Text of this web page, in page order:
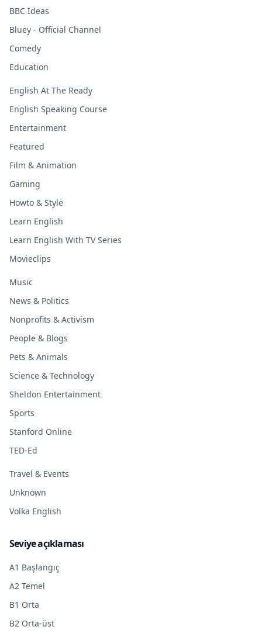
BBC Ideas
Bluey - Official Channel
Comedy
Education
English At The Ready
English Speaking Course
Entertainment
Featured
Film & Animation
Gaming
Howto & Style
Learn English
Learn English With TV Series
Movieclips
Music
News & Politics
Nonprofits & Activism
People & Blogs
Pets & Animals
Science & Technology
Sheldon Entertainment
Sports
Stanford Online
TED-Ed
Travel & Events
Unknown
Volka English
Seviye açıklaması
A1 Başlangıç
A2 Temel
B1 Orta
B2 Orta-üst